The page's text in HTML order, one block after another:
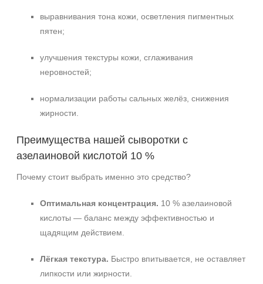
выравнивания тона кожи, осветления пигментных
пятен;
улучшения текстуры кожи, сглаживания
неровностей;
нормализации работы сальных желёз, снижения
жирности.
Преимущества нашей сыворотки с
азелаиновой кислотой 10 %
Почему стоит выбрать именно это средство?
Оптимальная концентрация. 10 % азелаиновой
кислоты — баланс между эффективностью и
щадящим действием.
Лёгкая текстура. Быстро впитывается, не оставляет
липкости или жирности.